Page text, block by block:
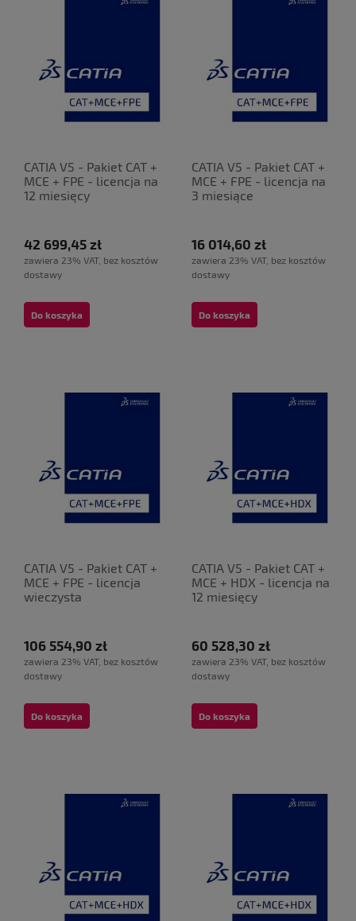
CATIA V5 - Pakiet CAT +
MCE + FPE - licencja na
12 miesięcy
42 699,45 zł
zawiera 23% VAT, bez kosztów
dostawy
Do koszyka
CATIA V5 - Pakiet CAT +
MCE + FPE - licencja na
3 miesiące
16 014,60 zł
zawiera 23% VAT, bez kosztów
dostawy
Do koszyka
CATIA V5 - Pakiet CAT +
MCE + FPE - licencja
wieczysta
106 554,90 zł
zawiera 23% VAT, bez kosztów
dostawy
Do koszyka
CATIA V5 - Pakiet CAT +
MCE + HDX - licencja na
12 miesięcy
60 528,30 zł
zawiera 23% VAT, bez kosztów
dostawy
Do koszyka